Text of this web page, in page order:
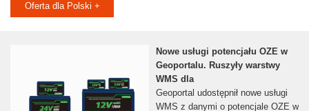
Oferta dla Polski +
Nowe usługi potencjału OZE w
Geoportalu. Ruszyły warstwy
WMS dla
Geoportal udostępnił nowe usługi
WMS z danymi o potencjale OZE w